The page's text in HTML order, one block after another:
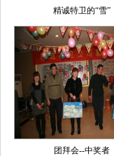
精诚特卫的“雪”
团拜会--中奖者